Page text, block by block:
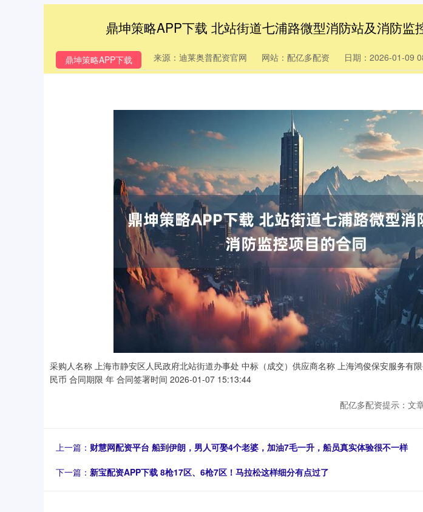
鼎坤策略APP下载 北站街道七浦路微型消防站及消防监
鼎坤策略APP下载 来源：迪莱奥普配资官网 网站：配亿多配资 日期：2026-01-09
采购人名称 上海市静安区人民政府北站街道办事处 中标（成交）供应商名称 上海鸿俊保安服务有
民币 合同期限 年 合同签署时间 2026-01-07 15:13:44
配亿多配资提示：文
上一篇： 财慧网配资平台 船到伊朗，男人可娶4个老婆，加油7毛一升，船员真实体验很不一样
下一篇： 新宝配资APP下载 8枪17区、6枪7区！马拉松这样细分有点过了